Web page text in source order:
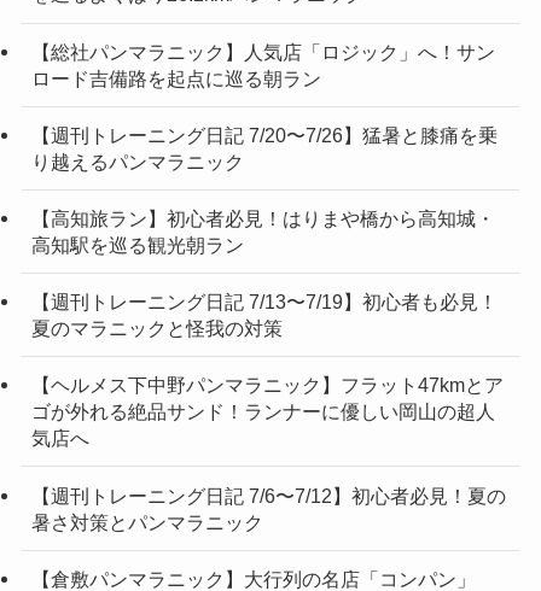
【総社パンマラニック】人気店「ロジック」へ！サン
ロード吉備路を起点に巡る朝ラン
【週刊トレーニング日記 7/20〜7/26】猛暑と膝痛を乗
り越えるパンマラニック
【高知旅ラン】初心者必見！はりまや橋から高知城・
高知駅を巡る観光朝ラン
【週刊トレーニング日記 7/13〜7/19】初心者も必見！
夏のマラニックと怪我の対策
【ヘルメス下中野パンマラニック】フラット47kmとア
ゴが外れる絶品サンド！ランナーに優しい岡山の超人
気店へ
【週刊トレーニング日記 7/6〜7/12】初心者必見！夏の
暑さ対策とパンマラニック
【倉敷パンマラニック】大行列の名店「コンパン」